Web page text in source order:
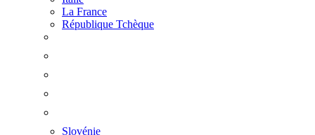
La France
République Tchèque
Slovénie